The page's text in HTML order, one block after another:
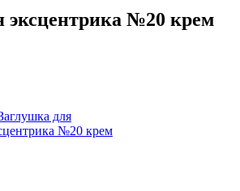
эксцентрика №20 крем